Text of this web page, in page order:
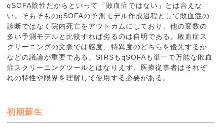
qSOFA陰性だからといって「敗血症ではない」とは言えな
い。そもそものqSOFAの予測モデル作成過程として敗血症の
診断ではなく院内死亡をアウトカムにしており、他の変数の
多い予測モデルと比較すれば劣るのは自明である。敗血症ス
クリーニングの文脈では感度、特異度のどちらを優先するか
などの議論が重要である。SIRSもqSOFAも単一で万能な敗血
症スクリーニングツールとはなりえず、医療従事者はそれぞ
れの特性や限界を理解して使用する必要がある。
初期蘇生